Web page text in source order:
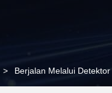
> Berjalan Melalui